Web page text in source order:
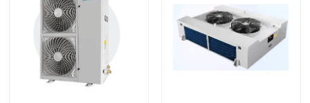
Gevallen
Vraag een offerte